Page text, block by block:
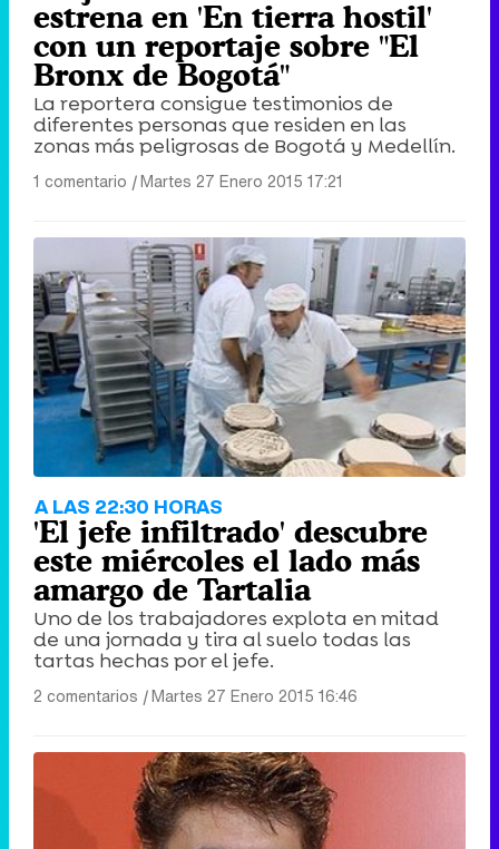
estrena en 'En tierra hostil'
con un reportaje sobre "El
Bronx de Bogotá"
La reportera consigue testimonios de
diferentes personas que residen en las
zonas más peligrosas de Bogotá y Medellín.
1 comentario |Martes 27 Enero 2015 17:21
A LAS 22:30 HORAS
'El jefe infiltrado' descubre
este miércoles el lado más
amargo de Tartalia
Uno de los trabajadores explota en mitad
de una jornada y tira al suelo todas las
tartas hechas por el jefe.
2 comentarios |Martes 27 Enero 2015 16:46